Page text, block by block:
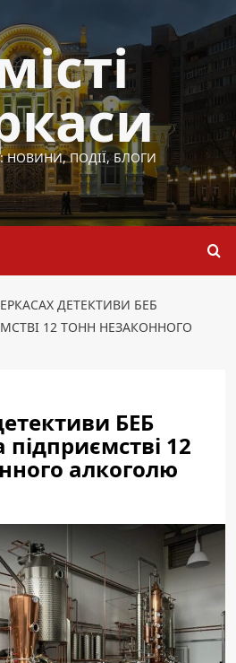
НОВИНИ, ПОДІЇ, БЛОГИ
ДЕТЕКТИВИ БЕБ
12 ТОНН НЕЗАКОННОГО
БЕБ
12
алкоголю